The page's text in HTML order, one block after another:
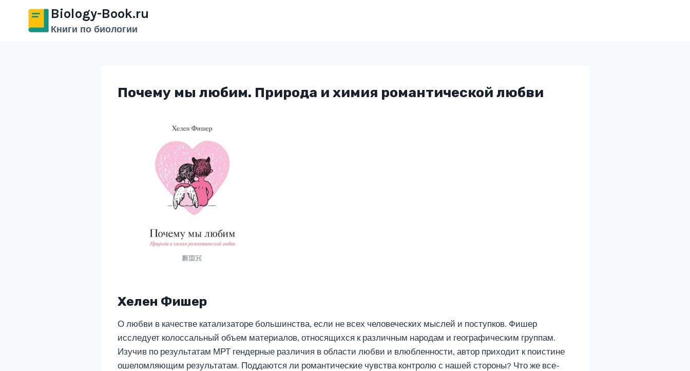
Перейти
содержимому
Biology-Book.ru
Книги по биологии
Почему мы любим. Природа и химия романтической любви
Хелен Фишер
О любви в качестве катализаторе большинства, если не всех человеческих мыслей и поступков. Фишер
исследует колоссальный объем материалов, относящихся к различным народам и географическим группам.
Изучив по результатам МРТ гендерные различия в области любви и влюбленности, автор приходит к поистине
ошеломляющим результатам. Поддаются ли романтические чувства контролю с нашей стороны? Что же все-